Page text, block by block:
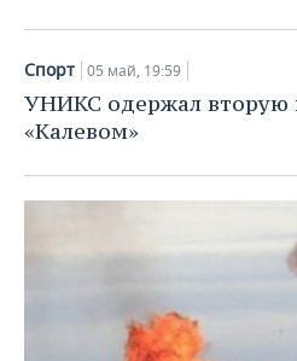
ХОККЕЙ С МЯЧОМ
ПРОИСШЕСТВИЯ
Спорт 05 май, 19:59
УНИКС одержал вторую
«Калевом»